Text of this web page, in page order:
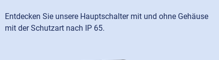
Entdecken Sie unsere Hauptschalter mit und ohne Gehäuse
mit der Schutzart nach IP 65.